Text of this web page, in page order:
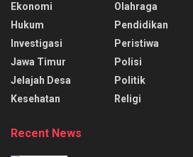
Ekonomi
Hukum
Investigasi
Jawa Timur
Jelajah Desa
Kesehatan
Olahraga
Pendidikan
Peristiwa
Polisi
Politik
Religi
Recent News